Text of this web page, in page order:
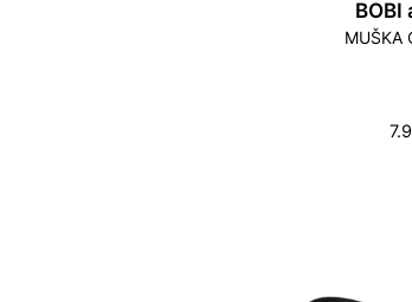
BOBI
MUŠKA